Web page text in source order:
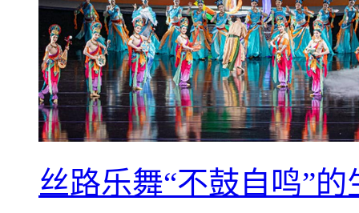
丝路乐舞“不鼓自鸣”